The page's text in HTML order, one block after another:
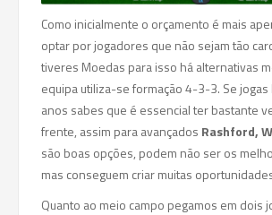
Como inicialmente o orçamento é mais
optar por jogadores que não sejam tão
tiveres Moedas para isso há alternativas
equipa utiliza-se formação 4-3-3. Se jogas
anos sabes que é essencial ter bastante
frente, assim para avançados Rashford,
são boas opções, podem não ser os
mas conseguem criar muitas
Quanto ao meio campo pegamos em dois